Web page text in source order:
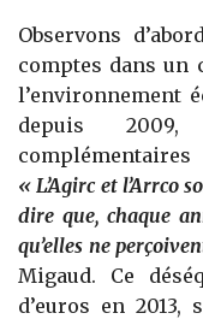
Observons
comptes dans un
l’environnement
depuis 2009,
« L’Agirc et l’Arrco
dire que, chaque
qu’elles ne
Migaud. Ce
d’euros en